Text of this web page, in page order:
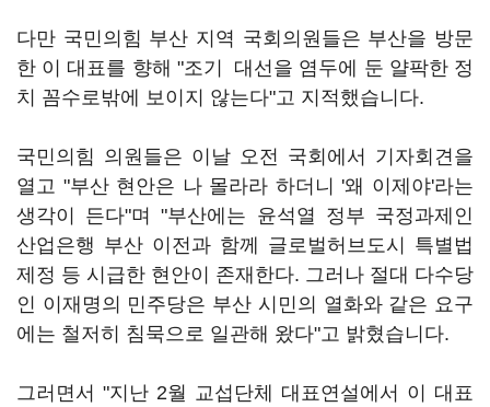
다만 국민의힘 부산 지역 국회의원들은 부산을 방문
한 이 대표를 향해 "조기 대선을 염두에 둔 얄팍한 정
치 꼼수로밖에 보이지 않는다"고 지적했습니다.
국민의힘 의원들은 이날 오전 국회에서 기자회견을
열고 "부산 현안은 나 몰라라 하더니 '왜 이제야'라는
생각이 든다"며 "부산에는 윤석열 정부 국정과제인
산업은행 부산 이전과 함께 글로벌허브도시 특별법
제정 등 시급한 현안이 존재한다. 그러나 절대 다수당
인 이재명의 민주당은 부산 시민의 열화와 같은 요구
에는 철저히 침묵으로 일관해 왔다"고 밝혔습니다.
그러면서 "지난 2월 교섭단체 대표연설에서 이 대표